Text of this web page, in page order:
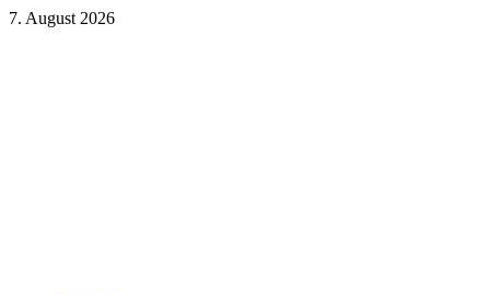
7. August 2026